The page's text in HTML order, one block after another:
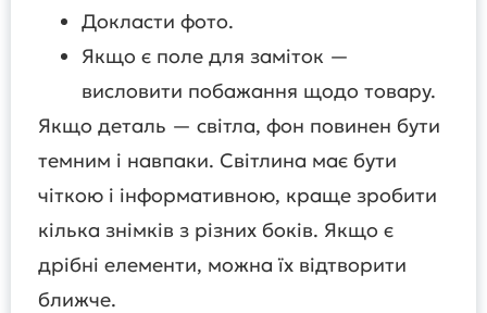
Докласти фото.
Якщо є поле для заміток —
висловити побажання щодо товару.
Якщо деталь — світла, фон повинен бути
темним і навпаки. Світлина має бути
чіткою і інформативною, краще зробити
кілька знімків з різних боків. Якщо є
дрібні елементи, можна їх відтворити
ближче.